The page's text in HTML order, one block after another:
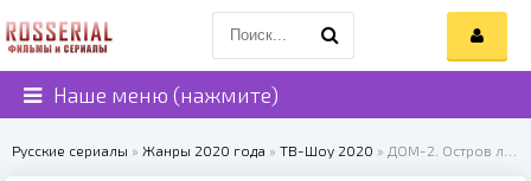
Наше меню (нажмите)
Русские сериалы » Жанры 2020 года » ТВ-Шоу 2020 » ДОМ-2. Остров любви (2020)